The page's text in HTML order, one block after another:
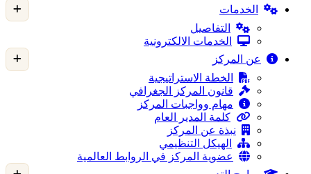
الخدمات
التفاصيل
الخدمات الالكترونية
عن المركز
الخطة الاستراتيجية
قانون المركز الجغرافي
مهام وواجبات المركز
كلمة المدير العام
نبذة عن المركز
الهيكل التنظيمي
عضوية المركز في الروابط العالمية